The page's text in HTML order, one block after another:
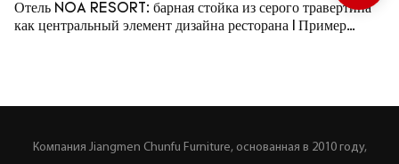
Отель NOA RESORT: барная стойка из серого травертина
как центральный элемент дизайна ресторана | Пример
Компания Jiangmen Chunfu Furniture, основанная в 2010 году,